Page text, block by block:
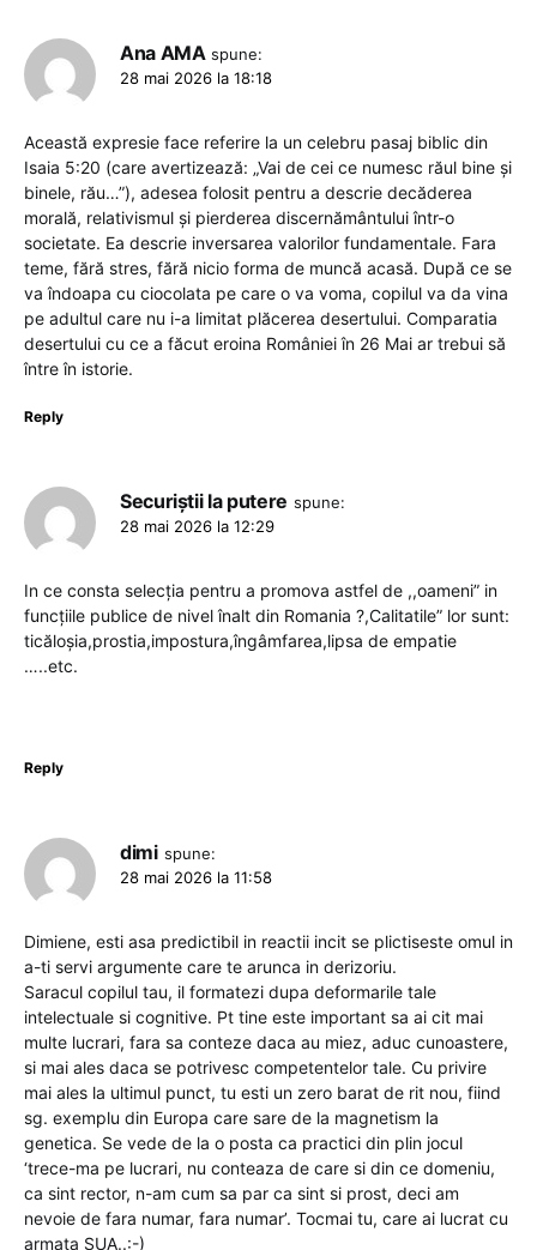
Ana AMA spune:
28 mai 2026 la 18:18
Această expresie face referire la un celebru pasaj biblic din
Isaia 5:20 (care avertizează: „Vai de cei ce numesc răul bine şi
binele, rău…”), adesea folosit pentru a descrie decăderea
morală, relativismul și pierderea discernământului într-o
societate. Ea descrie inversarea valorilor fundamentale. Fara
teme, fără stres, fără nicio forma de muncă acasă. După ce se
va îndoapa cu ciocolata pe care o va voma, copilul va da vina
pe adultul care nu i-a limitat plăcerea desertului. Comparatia
desertului cu ce a făcut eroina României în 26 Mai ar trebui să
între în istorie.
Reply
Securiștii la putere spune:
28 mai 2026 la 12:29
In ce consta selecția pentru a promova astfel de ,,oameni” in
funcțiile publice de nivel înalt din Romania ?,Calitatile” lor sunt:
ticăloșia,prostia,impostura,îngâmfarea,lipsa de empatie
…..etc.
Reply
dimi spune:
28 mai 2026 la 11:58
Dimiene, esti asa predictibil in reactii incit se plictiseste omul in
a-ti servi argumente care te arunca in derizoriu.
Saracul copilul tau, il formatezi dupa deformarile tale
intelectuale si cognitive. Pt tine este important sa ai cit mai
multe lucrari, fara sa conteze daca au miez, aduc cunoastere,
si mai ales daca se potrivesc competentelor tale. Cu privire
mai ales la ultimul punct, tu esti un zero barat de rit nou, fiind
sg. exemplu din Europa care sare de la magnetism la
genetica. Se vede de la o posta ca practici din plin jocul
‘trece-ma pe lucrari, nu conteaza de care si din ce domeniu,
ca sint rector, n-am cum sa par ca sint si prost, deci am
nevoie de fara numar, fara numar’. Tocmai tu, care ai lucrat cu
armata SUA..:-)